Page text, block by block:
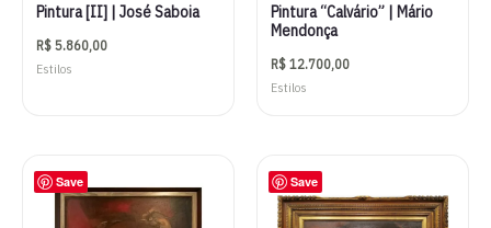
Pintura [II] | José Saboia
R$5.860,00
Estilos
Pintura “Calvário” | Mário
Mendonça
R$12.700,00
Estilos
Save Save